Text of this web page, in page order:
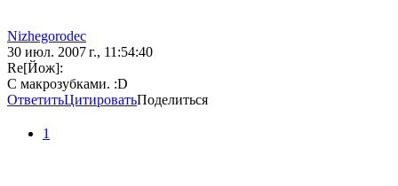
Nizhegorodec
30 июл. 2007 г., 11:54:40
Re[Йож]:
С макрозубками. :D
ОтветитьЦитироватьПоделиться
1